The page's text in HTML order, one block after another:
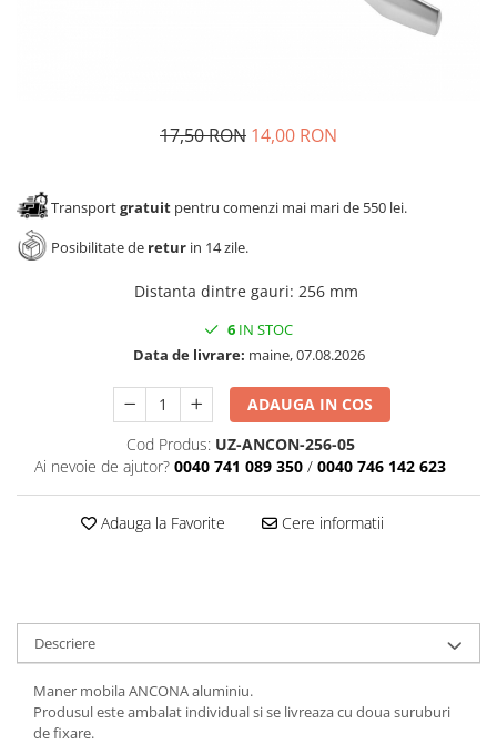
17,50 RON 14,00 RON
Transportgratuit pentru comenzi mai mari de 550 lei.
Posibilitate de retur in 14 zile.
Distanta dintre gauri: 256 mm
6 IN STOC
Data de livrare: maine, 07.08.2026
ADAUGA IN COS
Cod Produs: UZ-ANCON-256-05
Ai nevoie de ajutor? 0040 741 089 350 / 0040 746 142 623
Adauga la Favorite Cere informatii
Descriere
Maner mobila ANCONA aluminiu.
Produsul este ambalat individual si se livreaza cu doua suruburi
de fixare.